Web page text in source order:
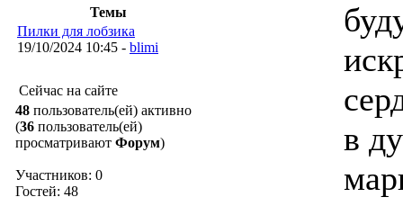
Темы
Пилки для лобзика
19/10/2024 10:45 - blimi
Сейчас на сайте
48 пользователь(ей) активно
(36 пользователь(ей)
просматривают Форум)
Участников: 0
Гостей: 48
в